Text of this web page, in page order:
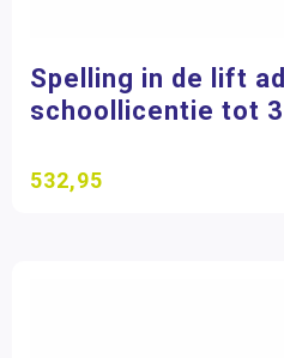
Spelling in de lift
schoollicentie tot
532,95